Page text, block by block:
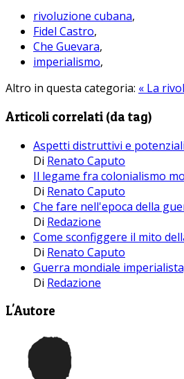
rivoluzione cubana,
Fidel Castro,
Che Guevara,
imperialismo,
Altro in questa categoria: « La
Articoli correlati (da tag)
Aspetti distruttivi e
Di Renato Caputo
Il legame fra colonialismo
Di Renato Caputo
Che fare nell'epoca della
Di Redazione
Come sconfiggere il mito
Di Renato Caputo
Guerra mondiale
Di Redazione
L'Autore